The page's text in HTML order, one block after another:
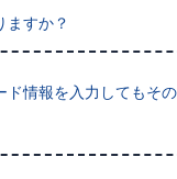
ますか？
ド情報を入力してもそ